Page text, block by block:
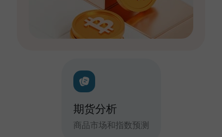
期货分析
商品市场和指数预测